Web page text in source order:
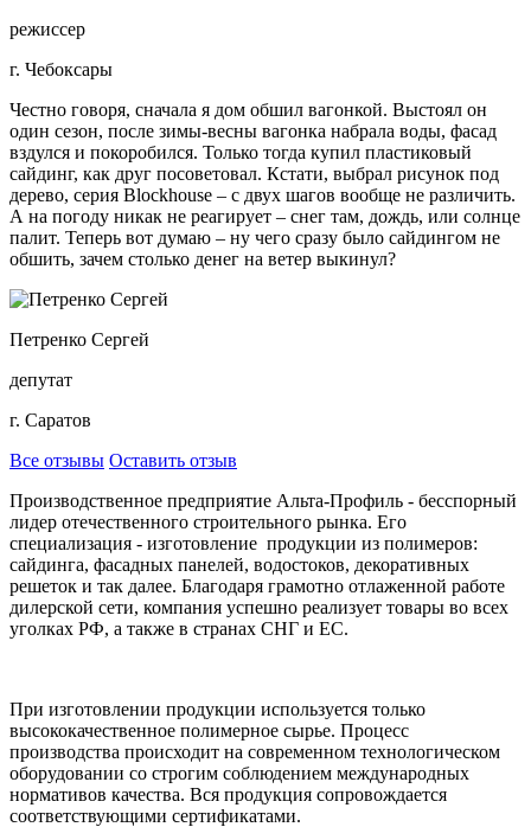
режиссер
г. Чебоксары
Честно говоря, сначала я дом обшил вагонкой. Выстоял он
один сезон, после зимы-весны вагонка набрала воды, фасад
вздулся и покоробился. Только тогда купил пластиковый
сайдинг, как друг посоветовал. Кстати, выбрал рисунок под
дерево, серия Blockhouse – с двух шагов вообще не различить.
А на погоду никак не реагирует – снег там, дождь, или солнце
палит. Теперь вот думаю – ну чего сразу было сайдингом не
обшить, зачем столько денег на ветер выкинул?
Петренко Сергей
депутат
г. Саратов
Все отзывы Оставить отзыв
Производственное предприятие Альта-Профиль - бесспорный
лидер отечественного строительного рынка. Его
специализация - изготовление продукции из полимеров:
сайдинга, фасадных панелей, водостоков, декоративных
решеток и так далее. Благодаря грамотно отлаженной работе
дилерской сети, компания успешно реализует товары во всех
уголках РФ, а также в странах СНГ и ЕС.
При изготовлении продукции используется только
высококачественное полимерное сырье. Процесс
производства происходит на современном технологическом
оборудовании со строгим соблюдением международных
нормативов качества. Вся продукция сопровождается
соответствующими сертификатами.